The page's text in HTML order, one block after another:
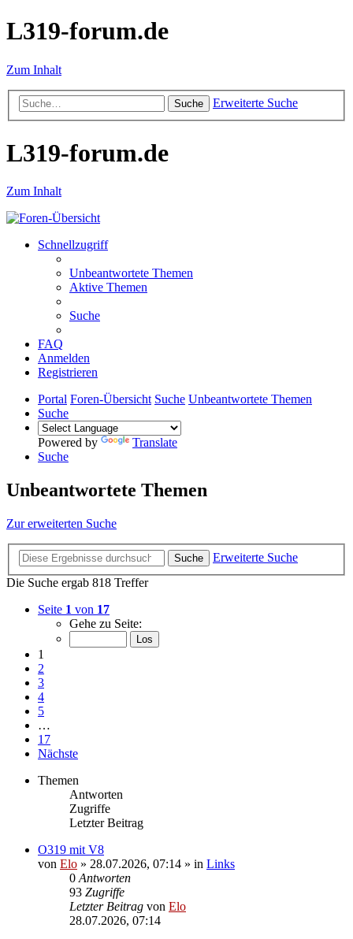
L319-forum.de
Zum Inhalt
Suche Erweiterte Suche
L319-forum.de
Zum Inhalt
Schnellzugriff
Unbeantwortete Themen
Aktive Themen
Suche
FAQ
Anmelden
Registrieren
Portal Foren-Übersicht Suche Unbeantwortete Themen
Suche
Powered by
Translate
Suche
Unbeantwortete Themen
Zur erweiterten Suche
Suche
Erweiterte Suche
Die Suche ergab 818 Treffer
Seite 1 von 17
Gehe zu Seite:
1
2
3
4
5
…
17
Nächste
Themen
Antworten
Zugriffe
Letzter Beitrag
O319 mit V8
von Elo » 28.07.2026, 07:14 » in Links
0 Antworten
93 Zugriffe
Letzter Beitrag von Elo
28.07.2026, 07:14